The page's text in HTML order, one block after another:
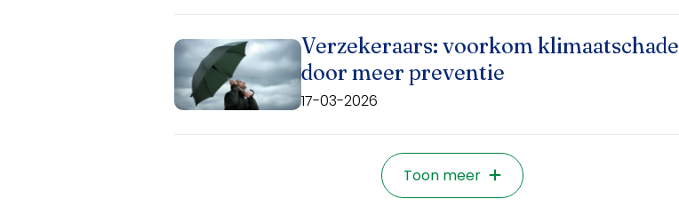
Verzekeraars: voorkom klimaatschade
door meer preventie
17-03-2026
Toon meer